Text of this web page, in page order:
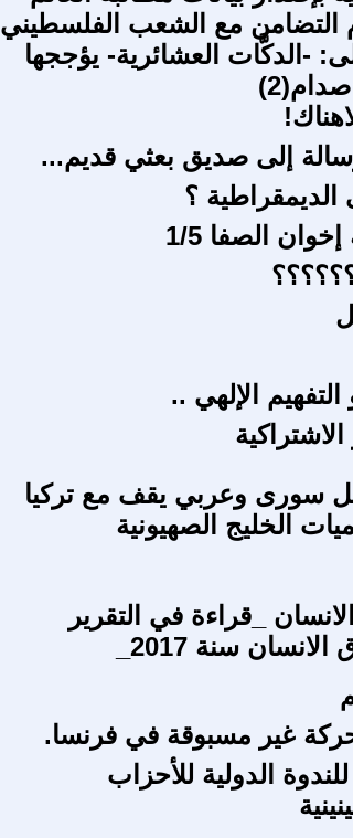
التضامن مع الشعب الفلسطيني
-الدكَّات العشائرية- يؤججها
إلى صديق بعثي قديم...
؟
الصفا 1/5
الإلهي ..
سورى وعربي يقف مع تركيا
الخليج الصهيونية
_قراءة في التقرير
سنة 2017_
غير مسبوقة في فرنسا.
البيان الختامي للدورة 24 للندوة الدولية للأحزاب